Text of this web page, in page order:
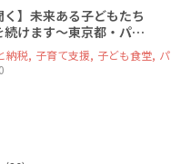
く】未来ある子どもたち
けます〜東京都・パス
式会社〜
納税, 子育て支援, 子ども食堂,